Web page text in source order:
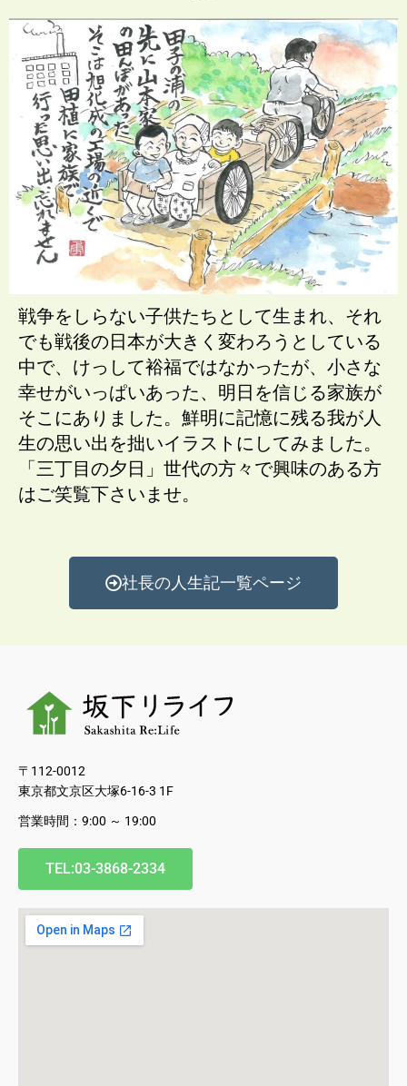
戦争をしらない子供たちとして生まれ、それ
でも戦後の日本が大きく変わろうとしている
中で、けっして裕福ではなかったが、小さな
幸せがいっぱいあった、明日を信じる家族が
そこにありました。鮮明に記憶に残る我が人
生の思い出を拙いイラストにしてみました。
「三丁目の夕日」世代の方々で興味のある方
はご笑覧下さいませ。
社長の人生記一覧ページ
〒112-0012
東京都文京区大塚6-16-3 1F
営業時間：9:00 ～ 19:00
TEL:03-3868-2334